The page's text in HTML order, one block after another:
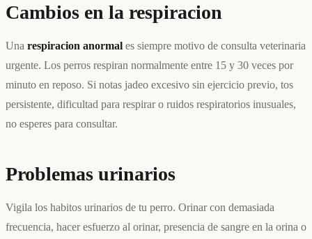
Cambios en la respiracion
Una respiracion anormal es siempre motivo de consulta veterinaria
urgente. Los perros respiran normalmente entre 15 y 30 veces por
minuto en reposo. Si notas jadeo excesivo sin ejercicio previo, tos
persistente, dificultad para respirar o ruidos respiratorios inusuales,
no esperes para consultar.
Problemas urinarios
Vigila los habitos urinarios de tu perro. Orinar con demasiada
frecuencia, hacer esfuerzo al orinar, presencia de sangre en la orina o